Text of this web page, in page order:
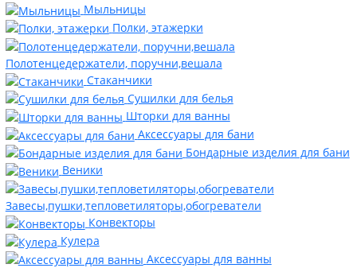
Мыльницы
Полки, этажерки
Полотенцедержатели, поручни,вешала
Стаканчики
Сушилки для белья
Шторки для ванны
Аксессуары для бани
Бондарные изделия для бани
Веники
Завесы,пушки,тепловетиляторы,обогреватели
Конвекторы
Кулера
Аксессуары для ванны